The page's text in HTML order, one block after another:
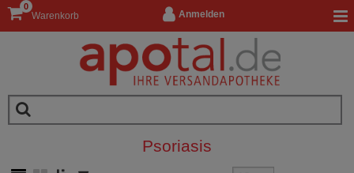
Anmelden
Warenkorb
0
Psoriasis